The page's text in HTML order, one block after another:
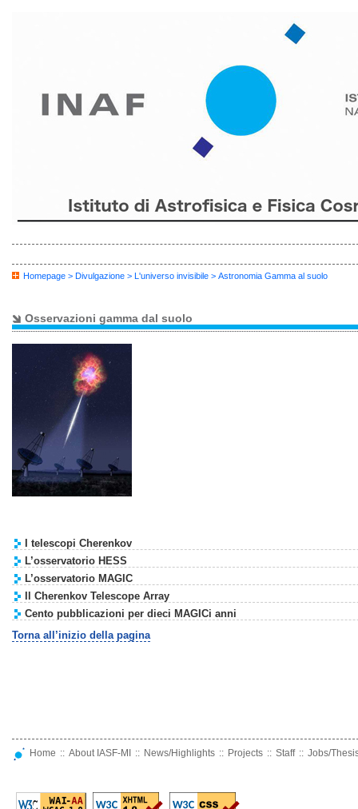
Homepage > Divulgazione > L'universo invisibile > Astronomia Gamma al suolo
Osservazioni gamma dal suolo
I telescopi Cherenkov
L’osservatorio HESS
L’osservatorio MAGIC
Il Cherenkov Telescope Array
Cento pubblicazioni per dieci MAGICi anni
Torna all’inizio della pagina
Home :: About IASF-MI :: News/Highlights :: Projects :: Staff :: Jobs/